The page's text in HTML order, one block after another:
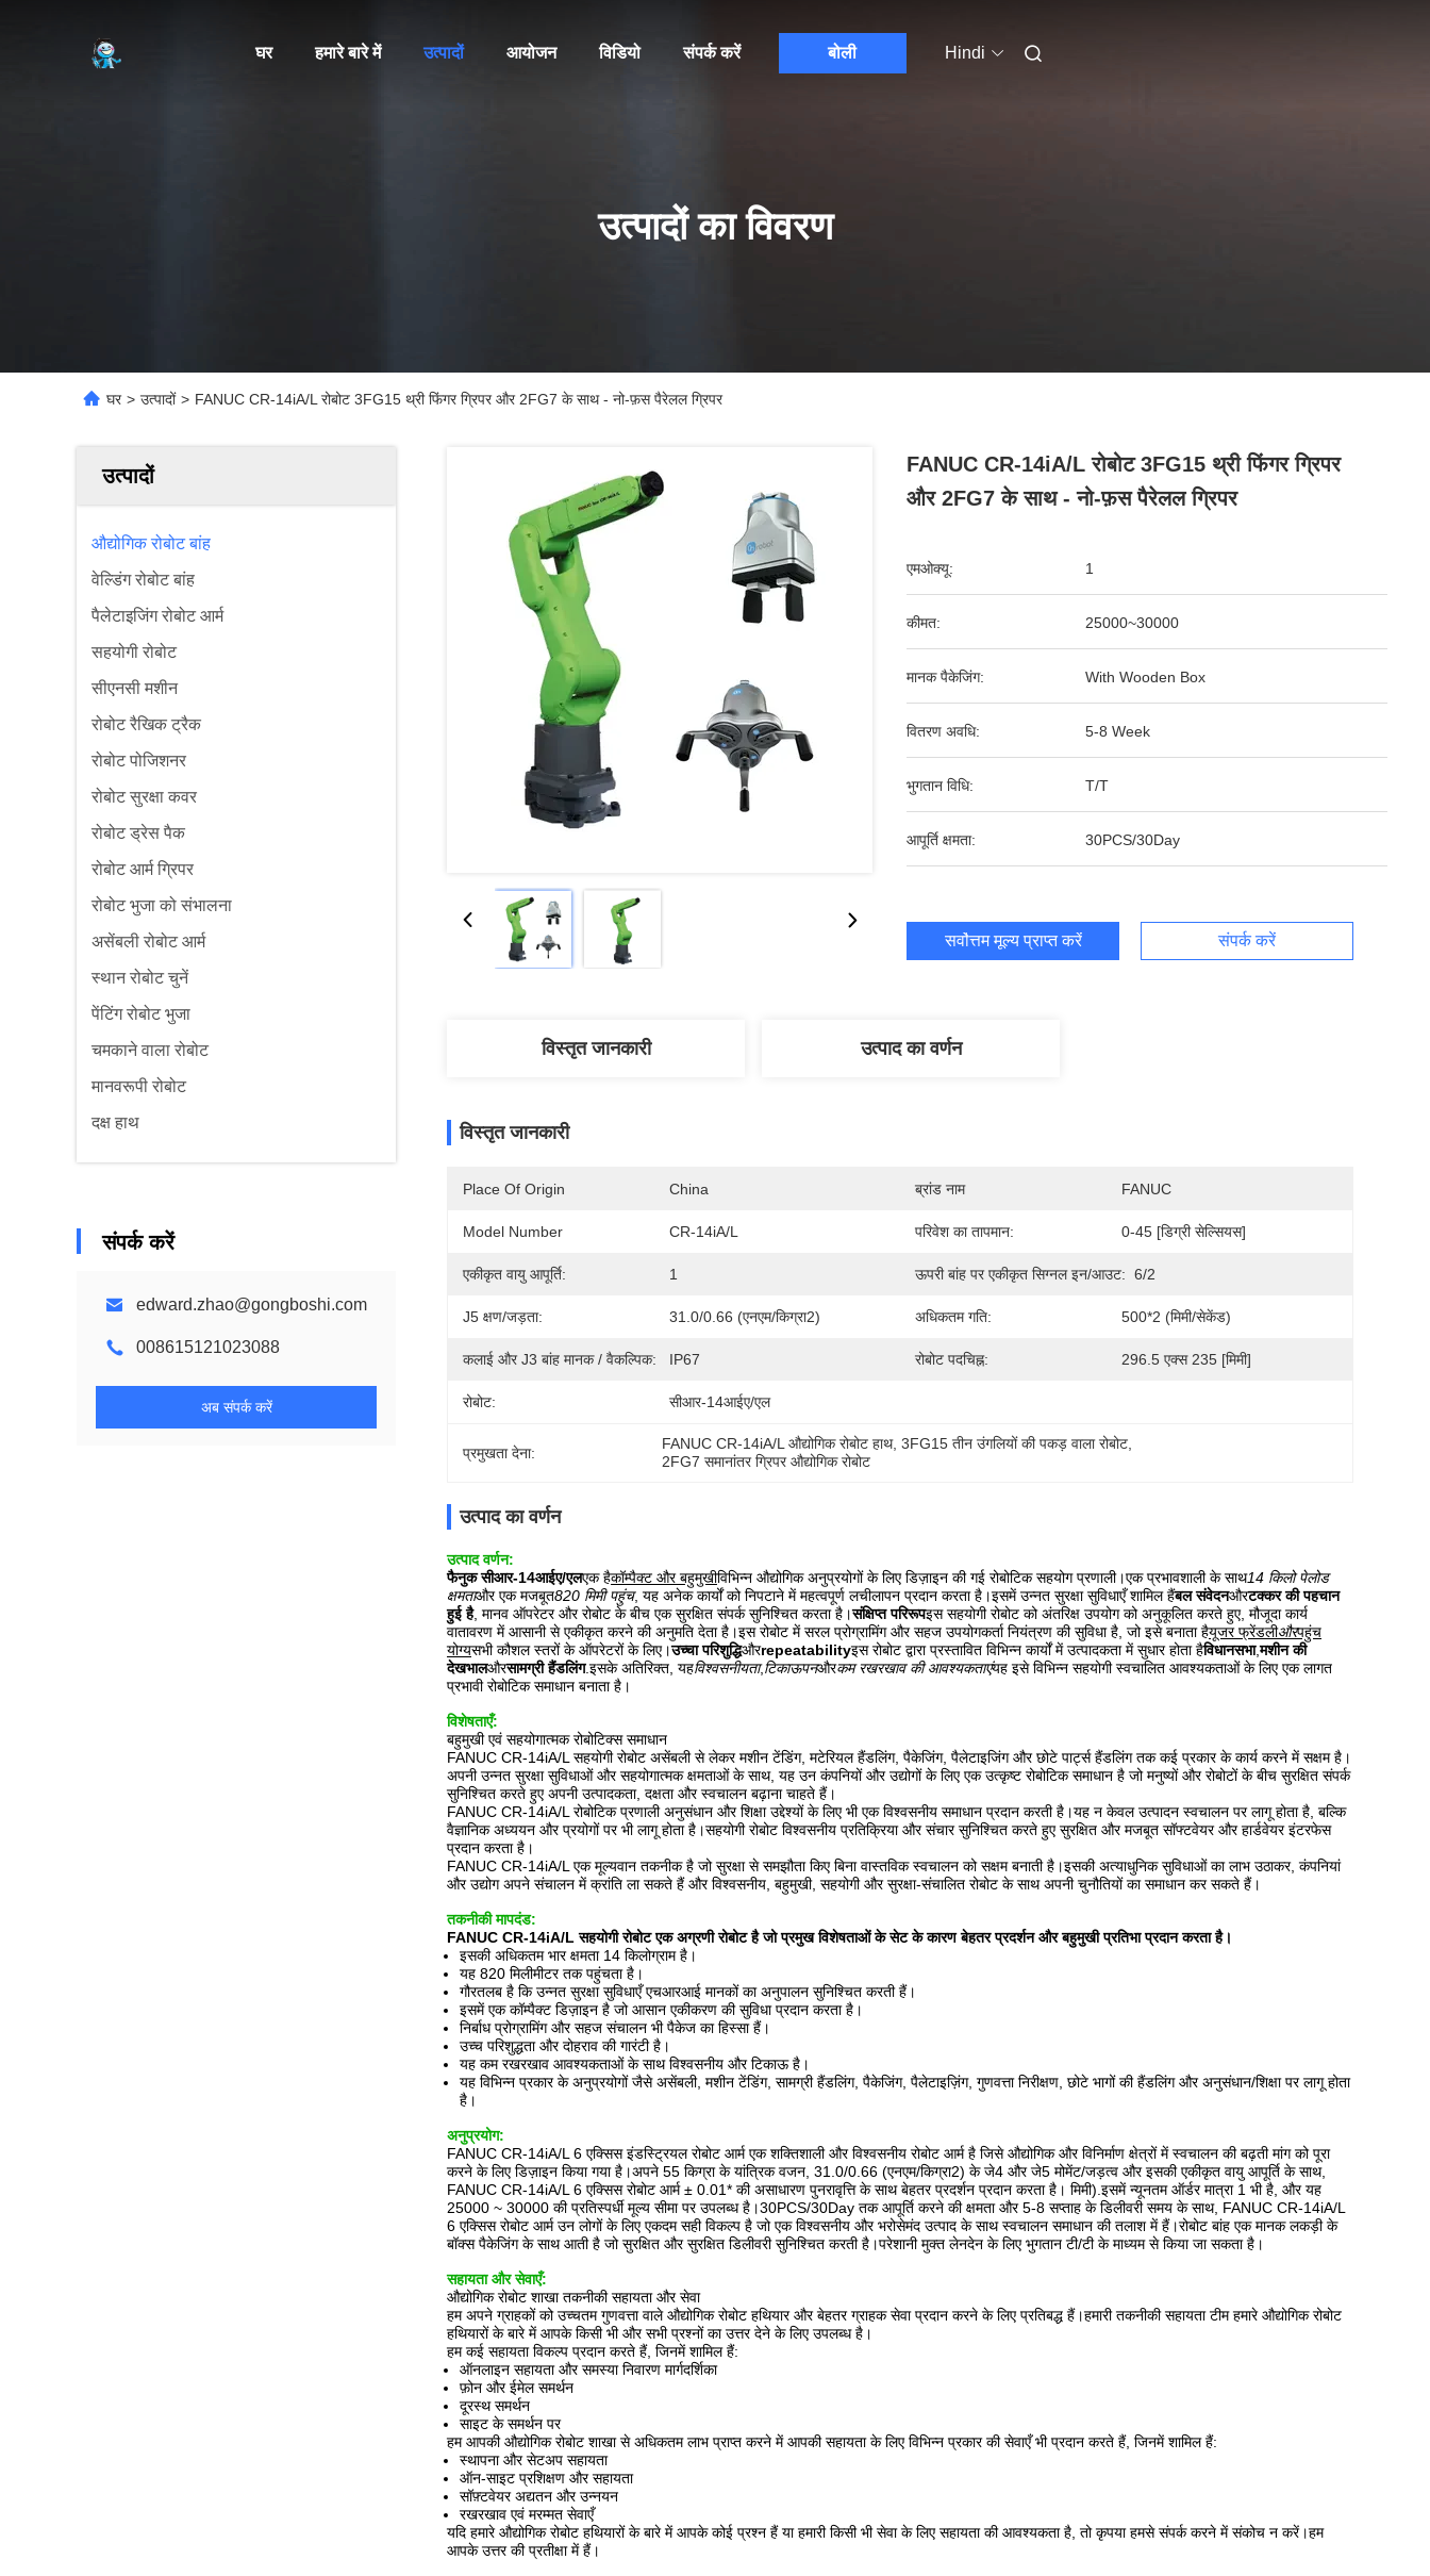
घर हमारे बारे में उत्पादों आयोजन विडियो संपर्क करें बोली Hindi
उत्पादों का विवरण
घर > उत्पादों > FANUC CR-14iA/L रोबोट 3FG15 थ्री फिंगर ग्रिपर और 2FG7 के साथ - नो-फ़स पैरेलल ग्रिपर
उत्पादों
औद्योगिक रोबोट बांह
वेल्डिंग रोबोट बांह
पैलेटाइजिंग रोबोट आर्म
सहयोगी रोबोट
सीएनसी मशीन
रोबोट रैखिक ट्रैक
रोबोट पोजिशनर
रोबोट सुरक्षा कवर
रोबोट ड्रेस पैक
रोबोट आर्म ग्रिपर
रोबोट भुजा को संभालना
असेंबली रोबोट आर्म
स्थान रोबोट चुनें
पेंटिंग रोबोट भुजा
चमकाने वाला रोबोट
मानवरूपी रोबोट
दक्ष हाथ
संपर्क करें
edward.zhao@gongboshi.com
008615121023088
अब संपर्क करें
FANUC CR-14iA/L रोबोट 3FG15 थ्री फिंगर ग्रिपर
और 2FG7 के साथ - नो-फ़स पैरेलल ग्रिपर
एमओक्यू: 1
कीमत: 25000~30000
मानक पैकेजिंग: With Wooden Box
वितरण अवधि: 5-8 Week
भुगतान विधि: T/T
आपूर्ति क्षमता: 30PCS/30Day
सर्वोत्तम मूल्य प्राप्त करें संपर्क करें
विस्तृत जानकारी उत्पाद का वर्णन
विस्तृत जानकारी
Place Of Origin China ब्रांड नाम FANUC
Model Number CR-14iA/L परिवेश का तापमान: 0-45 [डिग्री सेल्सियस]
एकीकृत वायु आपूर्ति: 1 ऊपरी बांह पर एकीकृत सिग्नल इन/आउट: 6/2
J5 क्षण/जड़ता: 31.0/0.66 (एनएम/किग्रा2) अधिकतम गति: 500*2 (मिमी/सेकेंड)
कलाई और J3 बांह मानक / वैकल्पिक: IP67 रोबोट पदचिह्न: 296.5 एक्स 235 [मिमी]
रोबोट: सीआर-14आईए/एल
प्रमुखता देना:
FANUC CR-14iA/L औद्योगिक रोबोट हाथ, 3FG15 तीन उंगलियों की पकड़ वाला रोबोट
2FG7 समानांतर ग्रिपर औद्योगिक रोबोट
उत्पाद का वर्णन
उत्पाद वर्णन:
फैनुक सीआर-14आईए/एलएक हैकॉम्पैक्ट और बहुमुखीविभिन्न औद्योगिक अनुप्रयोगों के लिए डिज़ाइन की गई रोबोटिक सहयोग प्रणाली।एक प्रभावशाली के साथ14 किलो पेलोड
क्षमताऔर एक मजबूत820 मिमी पहुंच, यह अनेक कार्यों को निपटाने में महत्वपूर्ण लचीलापन प्रदान करता है।इसमें उन्नत सुरक्षा सुविधाएँ शामिल हैंबल संवेदनऔरटक्कर की पहचान
हुई है, मानव ऑपरेटर और रोबोट के बीच एक सुरक्षित संपर्क सुनिश्चित करता है।संक्षिप्त परिरूपइस सहयोगी रोबोट को अंतरिक्ष उपयोग को अनुकूलित करते हुए, मौजूदा कार्य
वातावरण में आसानी से एकीकृत करने की अनुमति देता है।इस रोबोट में सरल प्रोग्रामिंग और सहज उपयोगकर्ता नियंत्रण की सुविधा है, जो इसे बनाता हैयूजर फ्रेंडलीऔरपहुंच
योग्यसभी कौशल स्तरों के ऑपरेटरों के लिए।उच्चा परिशुद्धिऔरrepeatabilityइस रोबोट द्वारा प्रस्तावित विभिन्न कार्यों में उत्पादकता में सुधार होता हैविधानसभा,मशीन की
देखभालऔरसामग्री हैंडलिंग.इसके अतिरिक्त, यहविश्वसनीयता,टिकाऊपनऔरकम रखरखाव की आवश्यकताएंयह इसे विभिन्न सहयोगी स्वचालित आवश्यकताओं के लिए एक लागत
प्रभावी रोबोटिक समाधान बनाता है।
विशेषताएँ:
बहुमुखी एवं सहयोगात्मक रोबोटिक्स समाधान
FANUC CR-14iA/L सहयोगी रोबोट असेंबली से लेकर मशीन टेंडिंग, मटेरियल हैंडलिंग, पैकेजिंग, पैलेटाइजिंग और छोटे पार्ट्स हैंडलिंग तक कई प्रकार के कार्य करने में सक्षम है।
अपनी उन्नत सुरक्षा सुविधाओं और सहयोगात्मक क्षमताओं के साथ, यह उन कंपनियों और उद्योगों के लिए एक उत्कृष्ट रोबोटिक समाधान है जो मनुष्यों और रोबोटों के बीच सुरक्षित संपर्क
सुनिश्चित करते हुए अपनी उत्पादकता, दक्षता और स्वचालन बढ़ाना चाहते हैं।
FANUC CR-14iA/L रोबोटिक प्रणाली अनुसंधान और शिक्षा उद्देश्यों के लिए भी एक विश्वसनीय समाधान प्रदान करती है।यह न केवल उत्पादन स्वचालन पर लागू होता है, बल्कि
वैज्ञानिक अध्ययन और प्रयोगों पर भी लागू होता है।सहयोगी रोबोट विश्वसनीय प्रतिक्रिया और संचार सुनिश्चित करते हुए सुरक्षित और मजबूत सॉफ्टवेयर और हार्डवेयर इंटरफेस
प्रदान करता है।
FANUC CR-14iA/L एक मूल्यवान तकनीक है जो सुरक्षा से समझौता किए बिना वास्तविक स्वचालन को सक्षम बनाती है।इसकी अत्याधुनिक सुविधाओं का लाभ उठाकर, कंपनियां
और उद्योग अपने संचालन में क्रांति ला सकते हैं और विश्वसनीय, बहुमुखी, सहयोगी और सुरक्षा-संचालित रोबोट के साथ अपनी चुनौतियों का समाधान कर सकते हैं।
तकनीकी मापदंड:
FANUC CR-14iA/L सहयोगी रोबोट एक अग्रणी रोबोट है जो प्रमुख विशेषताओं के सेट के कारण बेहतर प्रदर्शन और बहुमुखी प्रतिभा प्रदान करता है।
इसकी अधिकतम भार क्षमता 14 किलोग्राम है।
यह 820 मिलीमीटर तक पहुंचता है।
गौरतलब है कि उन्नत सुरक्षा सुविधाएँ एचआरआई मानकों का अनुपालन सुनिश्चित करती हैं।
इसमें एक कॉम्पैक्ट डिज़ाइन है जो आसान एकीकरण की सुविधा प्रदान करता है।
निर्बाध प्रोग्रामिंग और सहज संचालन भी पैकेज का हिस्सा हैं।
उच्च परिशुद्धता और दोहराव की गारंटी है।
यह कम रखरखाव आवश्यकताओं के साथ विश्वसनीय और टिकाऊ है।
यह विभिन्न प्रकार के अनुप्रयोगों जैसे असेंबली, मशीन टेंडिंग, सामग्री हैंडलिंग, पैकेजिंग, पैलेटाइज़िंग, गुणवत्ता निरीक्षण, छोटे भागों की हैंडलिंग और अनुसंधान/शिक्षा पर लागू होता
है।
अनुप्रयोग:
FANUC CR-14iA/L 6 एक्सिस इंडस्ट्रियल रोबोट आर्म एक शक्तिशाली और विश्वसनीय रोबोट आर्म है जिसे औद्योगिक और विनिर्माण क्षेत्रों में स्वचालन की बढ़ती मांग को पूरा
करने के लिए डिज़ाइन किया गया है।अपने 55 किग्रा के यांत्रिक वजन, 31.0/0.66 (एनएम/किग्रा2) के जे4 और जे5 मोमेंट/जड़त्व और इसकी एकीकृत वायु आपूर्ति के साथ,
FANUC CR-14iA/L 6 एक्सिस रोबोट आर्म ± 0.01* की असाधारण पुनरावृत्ति के साथ बेहतर प्रदर्शन प्रदान करता है। मिमी).इसमें न्यूनतम ऑर्डर मात्रा 1 भी है, और यह
25000 ~ 30000 की प्रतिस्पर्धी मूल्य सीमा पर उपलब्ध है।30PCS/30Day तक आपूर्ति करने की क्षमता और 5-8 सप्ताह के डिलीवरी समय के साथ, FANUC CR-14iA/L
6 एक्सिस रोबोट आर्म उन लोगों के लिए एकदम सही विकल्प है जो एक विश्वसनीय और भरोसेमंद उत्पाद के साथ स्वचालन समाधान की तलाश में हैं।रोबोट बांह एक मानक लकड़ी के
बॉक्स पैकेजिंग के साथ आती है जो सुरक्षित और सुरक्षित डिलीवरी सुनिश्चित करती है।परेशानी मुक्त लेनदेन के लिए भुगतान टी/टी के माध्यम से किया जा सकता है।
सहायता और सेवाएँ:
औद्योगिक रोबोट शाखा तकनीकी सहायता और सेवा
हम अपने ग्राहकों को उच्चतम गुणवत्ता वाले औद्योगिक रोबोट हथियार और बेहतर ग्राहक सेवा प्रदान करने के लिए प्रतिबद्ध हैं।हमारी तकनीकी सहायता टीम हमारे औद्योगिक रोबोट
हथियारों के बारे में आपके किसी भी और सभी प्रश्नों का उत्तर देने के लिए उपलब्ध है।
हम कई सहायता विकल्प प्रदान करते हैं, जिनमें शामिल हैं:
ऑनलाइन सहायता और समस्या निवारण मार्गदर्शिका
फ़ोन और ईमेल समर्थन
दूरस्थ समर्थन
साइट के समर्थन पर
हम आपकी औद्योगिक रोबोट शाखा से अधिकतम लाभ प्राप्त करने में आपकी सहायता के लिए विभिन्न प्रकार की सेवाएँ भी प्रदान करते हैं, जिनमें शामिल हैं:
स्थापना और सेटअप सहायता
ऑन-साइट प्रशिक्षण और सहायता
सॉफ़्टवेयर अद्यतन और उन्नयन
रखरखाव एवं मरम्मत सेवाएँ
यदि हमारे औद्योगिक रोबोट हथियारों के बारे में आपके कोई प्रश्न हैं या हमारी किसी भी सेवा के लिए सहायता की आवश्यकता है, तो कृपया हमसे संपर्क करने में संकोच न करें।हम
आपके उत्तर की प्रतीक्षा में हैं।